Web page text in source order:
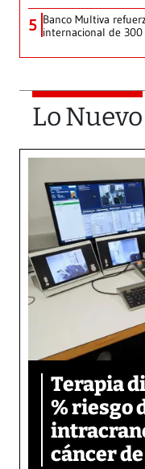
5 Banco Multiva
internacional de
Lo Nuevo
Terapia
% riesgo
cáncer